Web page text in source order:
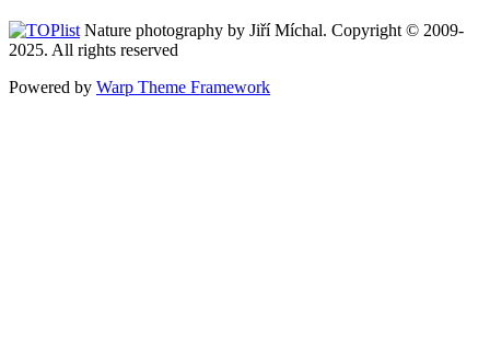
Nature photography by Jiří Míchal. Copyright © 2009-
2025. All rights reserved
Powered by Warp Theme Framework